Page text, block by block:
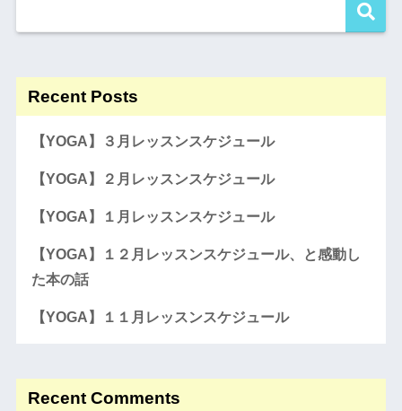
Recent Posts
【YOGA】３月レッスンスケジュール
【YOGA】２月レッスンスケジュール
【YOGA】１月レッスンスケジュール
【YOGA】１２月レッスンスケジュール、と感動し
た本の話
【YOGA】１１月レッスンスケジュール
Recent Comments